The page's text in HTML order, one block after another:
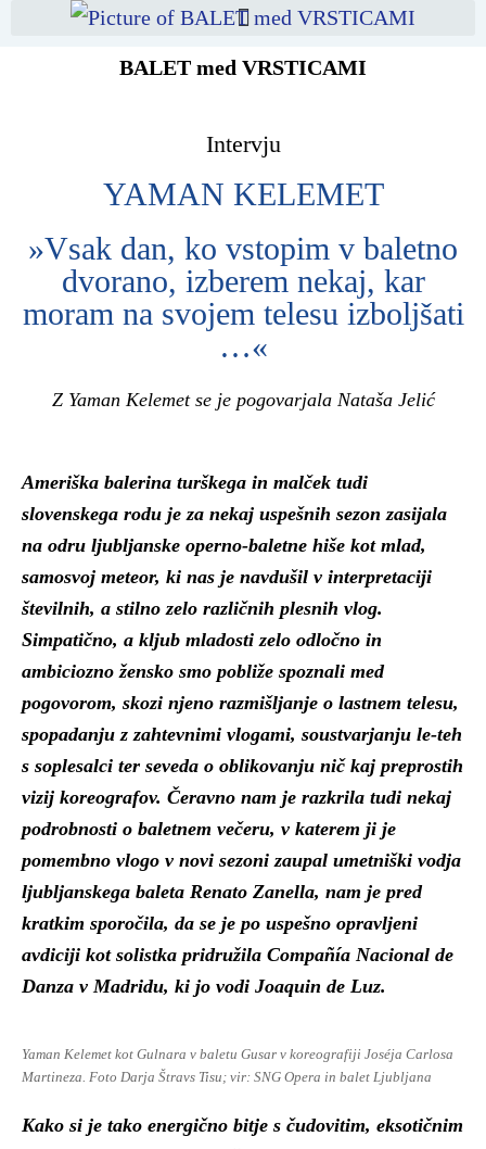
BALET med VRSTICAMI
Intervju
YAMAN KELEMET
»Vsak dan, ko vstopim v baletno
dvorano, izberem nekaj, kar
moram na svojem telesu izboljšati
…«
Z Yaman Kelemet se je pogovarjala Nataša Jelić
Ameriška balerina turškega in malček tudi
slovenskega rodu je za nekaj uspešnih sezon zasijala
na odru ljubljanske operno-baletne hiše kot mlad,
samosvoj meteor, ki nas je navdušil v interpretaciji
številnih, a stilno zelo različnih plesnih vlog.
Simpatično, a kljub mladosti zelo odločno in
ambiciozno žensko smo pobliže spoznali med
pogovorom, skozi njeno razmišljanje o lastnem telesu,
spopadanju z zahtevnimi vlogami, soustvarjanju le-teh
s soplesalci ter seveda o oblikovanju nič kaj preprostih
vizij koreografov. Čeravno nam je razkrila tudi nekaj
podrobnosti o baletnem večeru, v katerem ji je
pomembno vlogo v novi sezoni zaupal umetniški vodja
ljubljanskega baleta Renato Zanella, nam je pred
kratkim sporočila, da se je po uspešno opravljeni
avdiciji kot solistka pridružila Compañía Nacional de
Danza v Madridu, ki jo vodi Joaquin de Luz.
Yaman Kelemet kot Gulnara v baletu Gusar v koreografiji Joséja Carlosa
Martineza. Foto Darja Štravs Tisu; vir: SNG Opera in balet Ljubljana
Kako si je tako energično bitje s čudovitim, eksotičnim